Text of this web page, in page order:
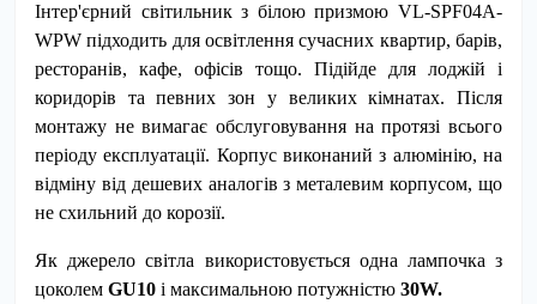
Інтер'єрний світильник з білою призмою VL-SPF04A-
WPW підходить для освітлення сучасних квартир, барів,
ресторанів, кафе, офісів тощо. Підійде для лоджій і
коридорів та певних зон у великих кімнатах. Після
монтажу не вимагає обслуговування на протязі всього
періоду експлуатації. Корпус виконаний з алюмінію, на
відміну від дешевих аналогів з металевим корпусом, що
не схильний до корозії.
Як джерело світла використовується одна лампочка з
цоколем GU10 і максимальною потужністю 30W.